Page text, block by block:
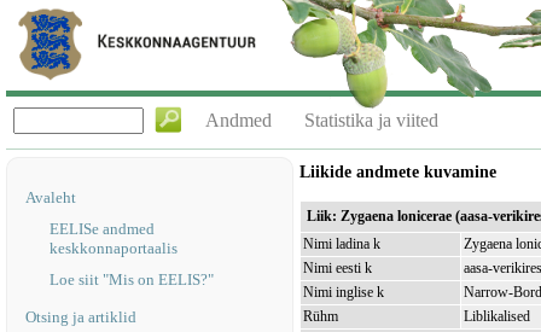
Andmed Statistika ja viited
Avaleht
EELISe andmed
keskkonnaportaalis
Loe siit "Mis on EELIS?"
Otsing ja artiklid
Liikide andmete kuvamine
Liik: Zygaena lonicerae (aasa-
Nimi ladina k
Zygaena
Nimi eesti k
aasa-
Nimi inglise k
Narrow-
Rühm
Liblikalised